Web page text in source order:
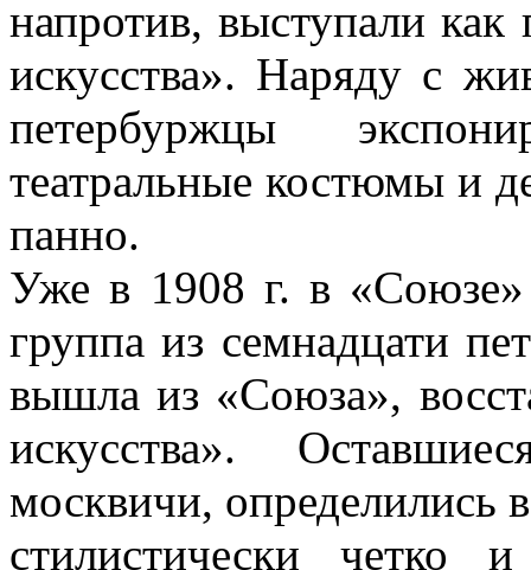
напротив, выступали
искусства». Наряду с
петербуржцы
театральные костюмы и
панно.
Уже в 1908 г. в «Союзе»
группа из семнадцати
вышла из «Союза»,
искусства».
москвичи, определились
стилистически четко